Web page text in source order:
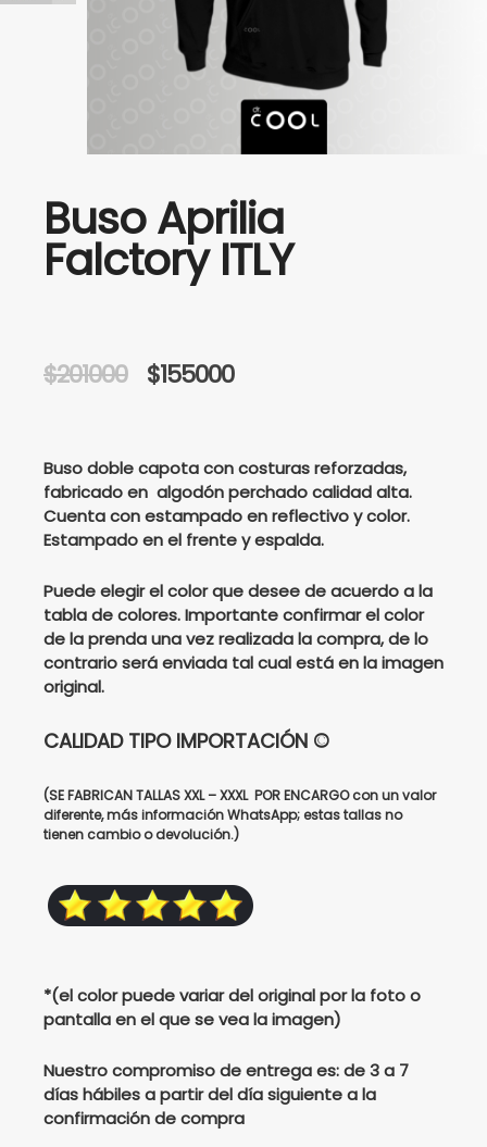
Buso Aprilia
Falctory ITLY
$201000
Original
was:
$201000.
$155000Current
is:
$155000.
Buso doble capota con costuras reforzadas,
fabricado en algodón perchado calidad alta.
Cuenta con estampado en reflectivo y color.
Estampado en el frente y espalda.
Puede elegir el color que desee de acuerdo a la
tabla de colores. Importante confirmar el color
de la prenda una vez realizada la compra, de lo
contrario será enviada tal cual está en la imagen
original.
CALIDAD TIPO IMPORTACIÓN ©
(SE FABRICAN TALLAS XXL – XXXL POR ENCARGO con un valor
diferente, más información WhatsApp; estas tallas no
tienen cambio o devolución.)
*(el color puede variar del original por la foto o
pantalla en el que se vea la imagen)
Nuestro compromiso de entrega es: de 3 a 7
días hábiles a partir del día siguiente a la
confirmación de compra